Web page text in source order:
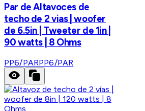
Par de Altavoces de
techo de 2 vias | woofer
de 6.5in | Tweeter de 1in |
90 watts | 8 Ohms
PP6/PARPP6/PAR